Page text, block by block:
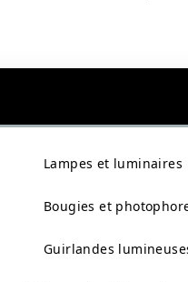
Lampes et luminaires
Bougies et
Guirlandes